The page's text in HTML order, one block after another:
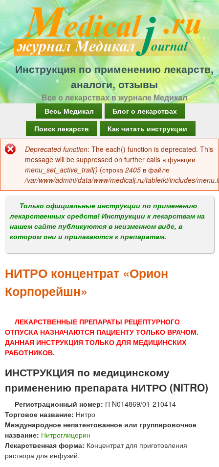
Перейти
к
основному
содержанию
Инструкция по применению лекарств,
аналоги, отзывы
Все о лекарствах в журнале Медикал
а
в
о
м
е
н
Весь Медикал
Блог о лекарствах
Поиск лекарств
Как читать инструкции
Сообщение
об
ошибке
Deprecated function: The each() function is deprecated. This
message will be suppressed on further calls в функции
menu_set_active_trail() (строка 2405 в файле
/var/www/admini/data/www/medicalj.ru/tabletki/includes/
Только официальные инструкции по применению
лекарственных средств! Инструкции к лекарствам на
нашем сайте публикуются в неизменном виде, в
котором они и прилагаются к препаратам.
НИТРО концентрат «Орион
Корпорейшн»
ЛЕКАРСТВЕННЫЕ ПРЕПАРАТЫ РЕЦЕПТУРНОГО
ОТПУСКА НАЗНАЧАЮТСЯ ПАЦИЕНТУ ТОЛЬКО ВРАЧОМ.
ДАННАЯ ИНСТРУКЦИЯ ТОЛЬКО ДЛЯ МЕДИЦИНСКИХ
РАБОТНИКОВ.
ИНСТРУКЦИЯ по медицинскому
применению препарата НИТРО (NITRO)
Регистрационный номер: П N014869/01-210414
Торговое название: Нитро
Международное непатентованное или группировочное
название: Нитроглицерин
Лекарственная форма: Концентрат для приготовления
раствора для инфузий.